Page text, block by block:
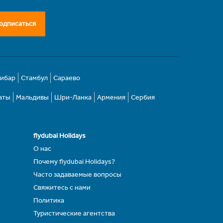
Стамбул Сараево
Мальдивы Шри-Ланка Армения Сербия
flydubai Holidays
О нас
Почему flydubai Holidays?
Часто задаваемые вопросы
Свяжитесь с нами
Политика
Туристические агентства